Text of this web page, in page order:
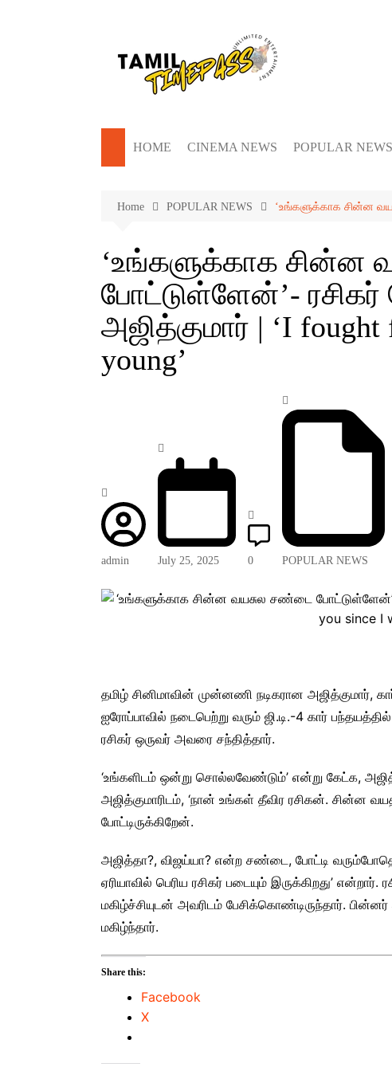
HOME CINEMA NEWS POPULAR NEWS
Home POPULAR NEWS ‘உங்களுக்காக சின்ன
‘உங்களுக்காக சின்ன
போட்டுள்ளேன்’- ரசிகர்
அஜித்குமார் | ‘I fought
young’
admin July 25, 2025 0 POPULAR NEWS
தமிழ் சினிமாவின் முன்னணி நடிகரான அஜித்குமார்,
ஐரோப்பாவில் நடைபெற்று வரும் ஜி.டி.-4 கார்
ரசிகர் ஒருவர் அவரை சந்தித்தார்.
‘உங்களிடம் ஒன்று சொல்லவேண்டும்’ என்று கேட்க,
அஜித்குமாரிடம், ‘நான் உங்கள் தீவிர ரசிகன். சின்ன
போட்டிருக்கிறேன்.
அஜித்தா?, விஜய்யா? என்ற சண்டை, போட்டி
ஏரியாவில் பெரிய ரசிகர் படையும் இருக்கிறது’
மகிழ்ச்சியுடன் அவரிடம் பேசிக்கொண்டிருந்தார். பின்னர்
மகிழ்ந்தார்.
Share this:
Facebook
X